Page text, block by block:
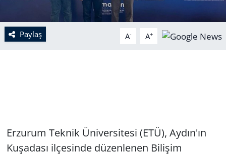
Paylaş A- A+
Erzurum Teknik Üniversitesi (ETÜ), Aydın'ın
Kuşadası ilçesinde düzenlenen Bilişim